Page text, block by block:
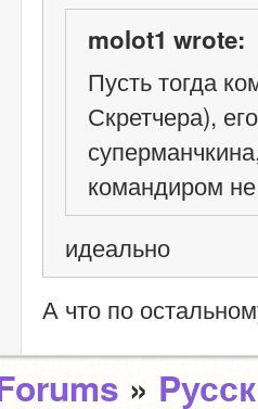
molot1 wrote:
Пусть тогда
Скретчера),
командиром
идеально
А что по
»